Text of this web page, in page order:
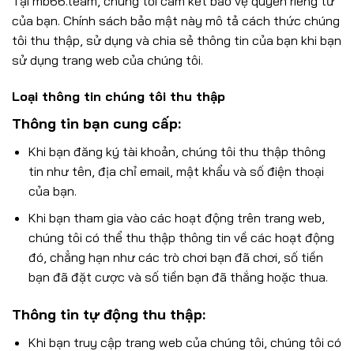
của bạn. Chính sách bảo mật này mô tả cách thức chúng
tôi thu thập, sử dụng và chia sẻ thông tin của bạn khi bạn
sử dụng trang web của chúng tôi.
Loại thông tin chúng tôi thu thập
Thông tin bạn cung cấp:
Khi bạn đăng ký tài khoản, chúng tôi thu thập thông
tin như tên, địa chỉ email, mật khẩu và số điện thoại
của bạn.
Khi bạn tham gia vào các hoạt động trên trang web,
chúng tôi có thể thu thập thông tin về các hoạt động
đó, chẳng hạn như các trò chơi bạn đã chơi, số tiền
bạn đã đặt cược và số tiền bạn đã thắng hoặc thua.
Thông tin tự động thu thập:
Khi bạn truy cập trang web của chúng tôi, chúng tôi có